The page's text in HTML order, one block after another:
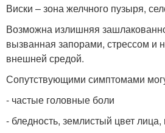
Виски – зона желчного пузыря,
Возможна излишняя
вызванная запорами, стрессом и
внешней средой.
Сопутствующими симптомами
- частые головные боли
- бледность, землистый цвет